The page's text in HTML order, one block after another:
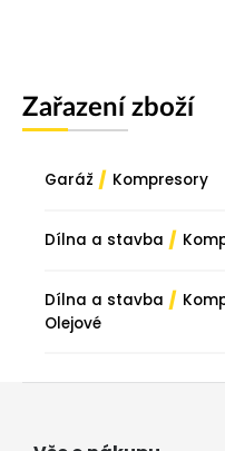
Zařazení zboží
Garáž / Kompresory
Dílna a stavba /
Dílna a stavba /
Olejové